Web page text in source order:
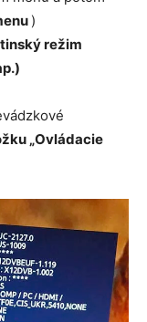
)
režim
„Ovládacie